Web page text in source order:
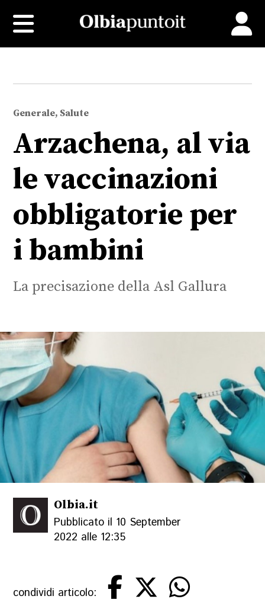
Generale, Salute
Arzachena, al via
le vaccinazioni
obbligatorie per
i bambini
La precisazione della Asl Gallura
Olbia.it
Pubblicato il 10 September
2022 alle 12:35
condividi articolo: